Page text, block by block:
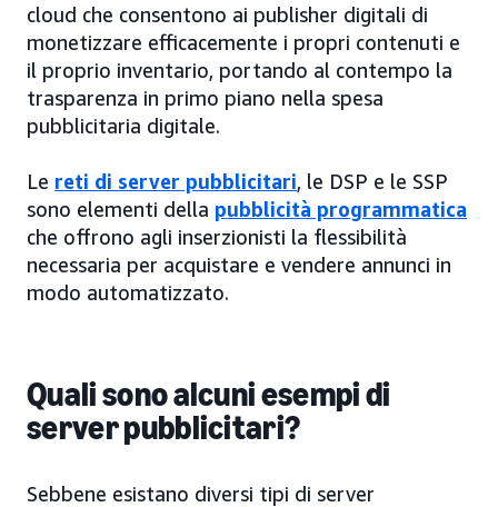
cloud che consentono ai publisher digitali di
monetizzare efficacemente i propri contenuti e
il proprio inventario, portando al contempo la
trasparenza in primo piano nella spesa
pubblicitaria digitale.
Le reti di server pubblicitari, le DSP e le SSP
sono elementi della pubblicità programmatica
che offrono agli inserzionisti la flessibilità
necessaria per acquistare e vendere annunci in
modo automatizzato.
Quali sono alcuni esempi di
server pubblicitari?
Sebbene esistano diversi tipi di server